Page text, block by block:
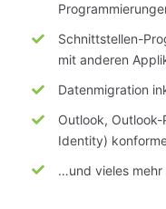
Schnittstellen-
mit anderen
Datenmigration
Outlook,
Identity)
…und vieles mehr